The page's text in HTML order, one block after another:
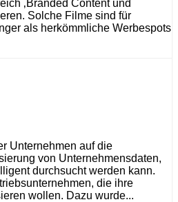
‚Branded Content und
Solche Filme sind für
als herkömmliche Werbespots
Unternehmen auf die
von Unternehmensdaten,
durchsucht werden kann.
die ihre
wollen. Dazu wurde...